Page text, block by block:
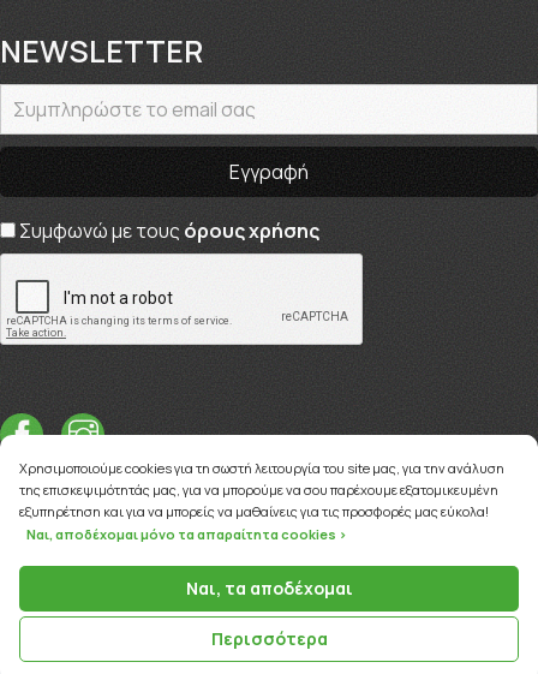
NEWSLETTER
Συμφωνώ με τουςόρους χρήσης
Χρησιμοποιούμε cookies για τη σωστή λειτουργία του site μας, για την ανάλυση
της επισκεψιμότητάς μας, για να μπορούμε να σου παρέχουμε εξατομικευμένη
εξυπηρέτηση και για να μπορείς να μαθαίνεις για τις προσφορές μας εύκολα!
Ναι, αποδέχομαι μόνο τα απαραίτητα cookies >
Ναι, τα αποδέχομαι
Περισσότερα